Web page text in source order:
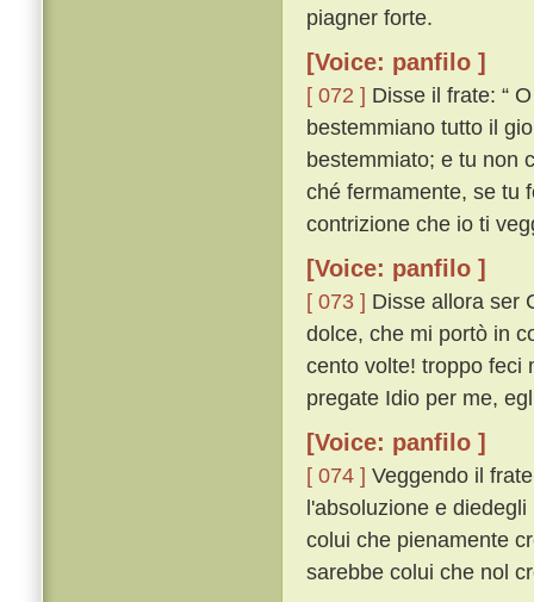
piagner forte.
[Voice: panfilo ]
[ 072 ] Disse il frate: “
bestemmiano tutto il
bestemmiato; e tu non
ché fermamente, se tu
contrizione che io ti
[Voice: panfilo ]
[ 073 ] Disse allora ser
dolce, che mi portò in
cento volte! troppo feci
pregate Idio per me,
[Voice: panfilo ]
[ 074 ] Veggendo il
l'absoluzione e
colui che pienamente
sarebbe colui che nol